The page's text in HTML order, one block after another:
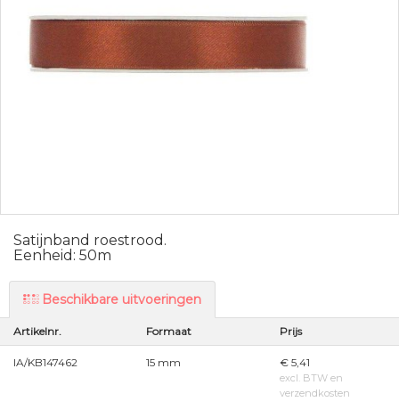
Satijnband roestrood.
Eenheid: 50m
Beschikbare uitvoeringen
Artikelnr. Formaat Prijs
IA/KB147462 15 mm € 5,41
excl. BTW en
verzendkosten